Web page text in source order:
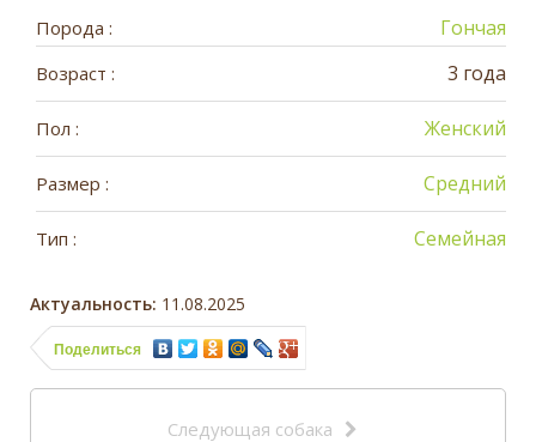
Порода : Гончая
Возраст : 3 года
Пол : Женский
Размер : Средний
Тип : Семейная
Актуальность: 11.08.2025
Поделиться
Следующая собака